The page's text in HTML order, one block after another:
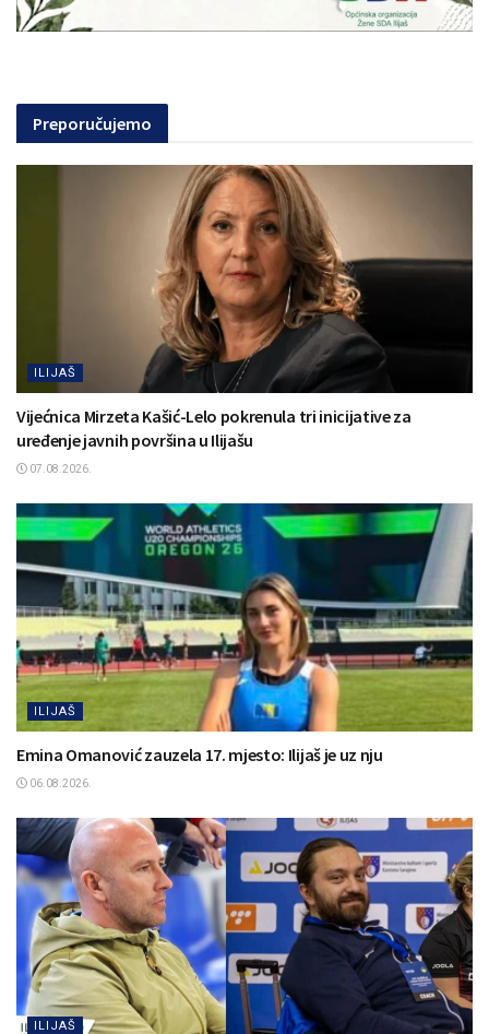
Preporučujemo
ILIJAŠ
Vijećnica Mirzeta Kašić-Lelo pokrenula tri inicijative za
uređenje javnih površina u Ilijašu
07.08.2026.
ILIJAŠ
Emina Omanović zauzela 17. mjesto: Ilijaš je uz nju
06.08.2026.
ILIJAŠ